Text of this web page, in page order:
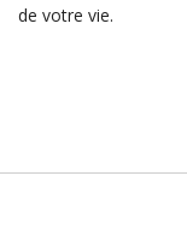
de votre vie.